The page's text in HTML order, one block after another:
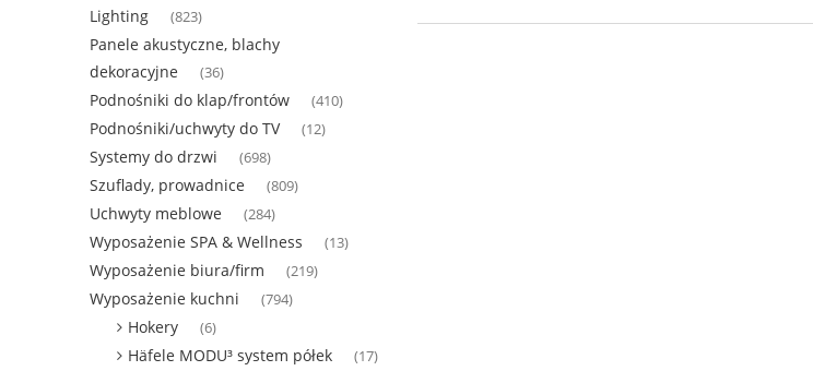
Lighting
(823)
Panele akustyczne, blachy
dekoracyjne
(36)
Podnośniki do klap/frontów (410)
Podnośniki/uchwyty do TV (12)
Systemy do drzwi (698)
Szuflady, prowadnice (809)
Uchwyty meblowe (284)
Wyposażenie SPA & Wellness (13)
Wyposażenie biura/firm (219)
Wyposażenie kuchni (794)
Hokery (6)
Häfele MODU³ system półek (17)